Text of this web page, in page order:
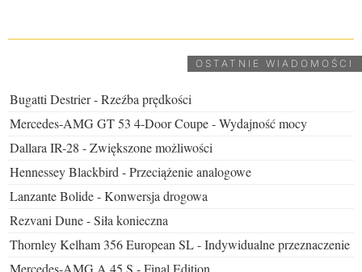
OSTATNIE WIADOMOŚCI
Bugatti Destrier - Rzeźba prędkości
Mercedes-AMG GT 53 4-Door Coupe - Wydajność mocy
Dallara IR-28 - Zwiększone możliwości
Hennessey Blackbird - Przeciążenie analogowe
Lanzante Bolide - Konwersja drogowa
Rezvani Dune - Siła konieczna
Thornley Kelham 356 European SL - Indywidualne przeznaczenie
Mercedes-AMG A 45 S - Final Edition